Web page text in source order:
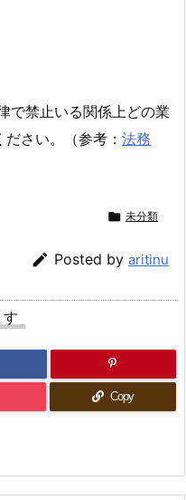
で禁止いる関係上どの業
さい。（参考： 法務
 未分類
 Posted by aritinu
Copy